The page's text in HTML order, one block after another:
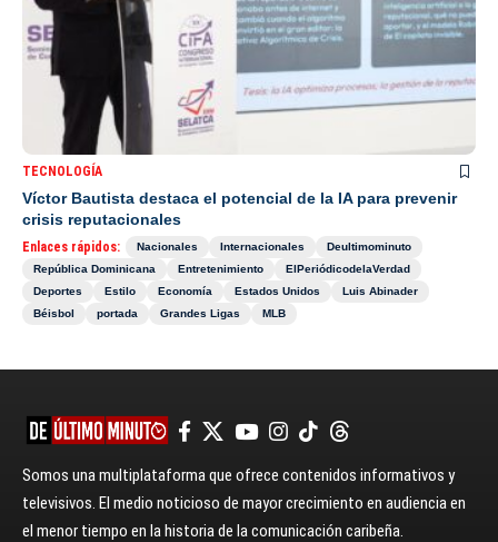
TECNOLOGÍA
Víctor Bautista destaca el potencial de la IA para prevenir
crisis reputacionales
Enlaces rápidos: Nacionales Internacionales
Deultimominuto
República Dominicana
Entretenimiento
ElPeriódicodelaVerdad
Deportes
Estilo Economía Estados Unidos
Luis Abinader
Béisbol
portada Grandes Ligas MLB
Somos una multiplataforma que ofrece contenidos informativos y
televisivos. El medio noticioso de mayor crecimiento en audiencia en
el menor tiempo en la historia de la comunicación caribeña.